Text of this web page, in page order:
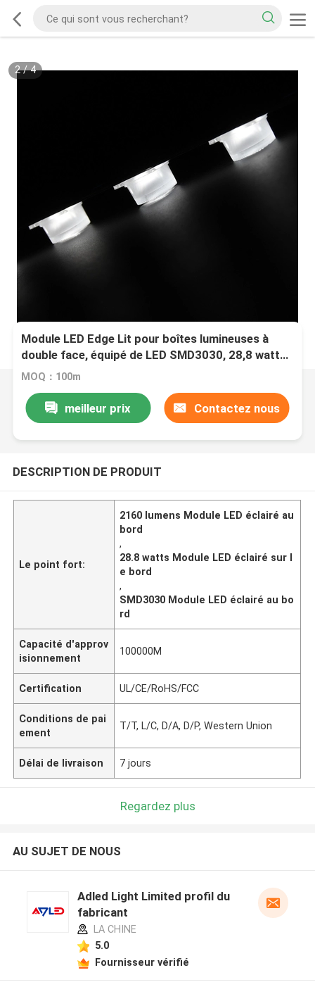
2/4
Module LED Edge Lit pour boîtes lumineuses à
double face, équipé de LED SMD3030, 28,8 watts,
2160 lumens, conçu comme un côté-li
MOQ：100m
meilleur prix Contactez nous
DESCRIPTION DE PRODUIT
Le point fort:
2160 lumens Module LED éclairé au
bord
,
28.8 watts Module LED éclairé sur l
e bord
,
SMD3030 Module LED éclairé au bo
rd
Capacité d'approv
isionnement
100000M
Certification UL/CE/RoHS/FCC
Conditions de pai
ement
T/T, L/C, D/A, D/P, Western Union
Délai de livraison 7 jours
Regardez plus
AU SUJET DE NOUS
Adled Light Limited profil du
fabricant
LA CHINE
5.0
Fournisseur vérifié